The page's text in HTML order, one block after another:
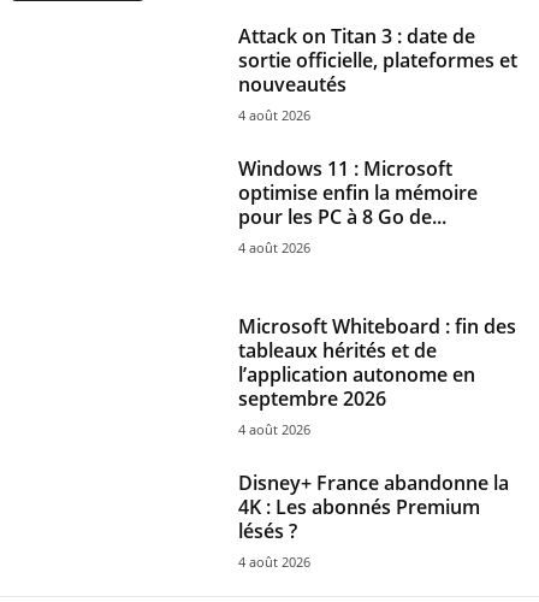
Attack on Titan 3 : date de
sortie officielle, plateformes et
nouveautés
4 août 2026
Windows 11 : Microsoft
optimise enfin la mémoire
pour les PC à 8 Go de...
4 août 2026
Microsoft Whiteboard : fin des
tableaux hérités et de
l’application autonome en
septembre 2026
4 août 2026
Disney+ France abandonne la
4K : Les abonnés Premium
lésés ?
4 août 2026